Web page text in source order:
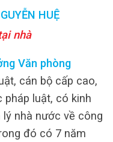
HUỆ
nhà
Văn phòng
cán bộ cấp cao,
luật, có kinh
nhà nước về công
đó có 7 năm